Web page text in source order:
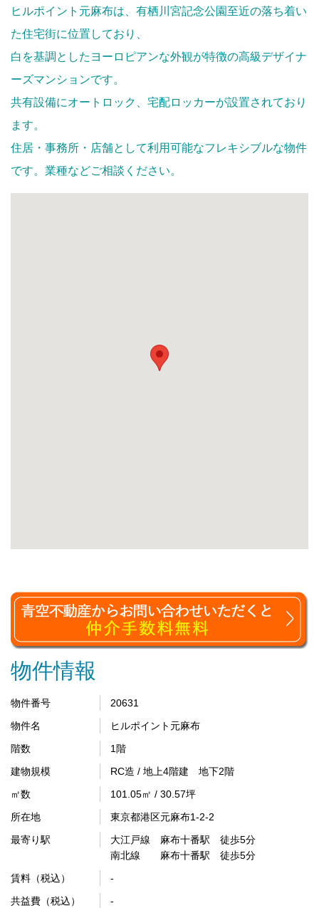
ヒルポイント元麻布は、有栖川宮記念公園至近の落ち着い
た住宅街に位置しており、
白を基調としたヨーロピアンな外観が特徴の高級デザイナ
ーズマンションです。
共有設備にオートロック、宅配ロッカーが設置されており
ます。
住居・事務所・店舗として利用可能なフレキシブルな物件
です。業種などご相談ください。
物件情報
物件番号
20631
物件名
ヒルポイント元麻布
階数
1階
建物規模
RC造 / 地上4階建 地下2階
㎡数
101.05㎡ / 30.57坪
所在地
東京都港区元麻布1-2-2
最寄り駅
大江戸線 麻布十番駅 徒歩5分
南北線 麻布十番駅 徒歩5分
賃料（税込）
-
共益費（税込）
-